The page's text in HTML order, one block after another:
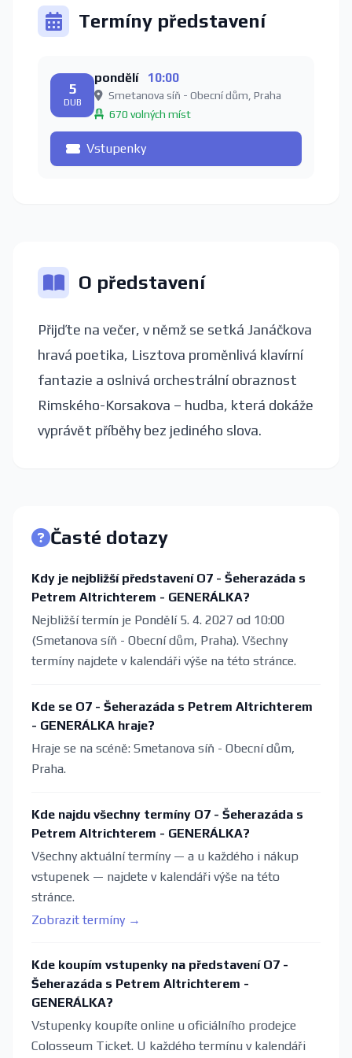
Termíny představení
5
DUB
pondělí 10:00
Smetanova síň - Obecní dům, Praha
670 volných míst
Vstupenky
O představení
Přijďte na večer, v němž se setká Janáčkova
hravá poetika, Lisztova proměnlivá klavírní
fantazie a oslnivá orchestrální obraznost
Rimského-Korsakova – hudba, která dokáže
vyprávět příběhy bez jediného slova.
Časté dotazy
Kdy je nejbližší představení O7 - Šeherazáda s
Petrem Altrichterem - GENERÁLKA?
Nejbližší termín je Pondělí 5. 4. 2027 od 10:00
(Smetanova síň - Obecní dům, Praha). Všechny
termíny najdete v kalendáři výše na této stránce.
Kde se O7 - Šeherazáda s Petrem Altrichterem
- GENERÁLKA hraje?
Hraje se na scéně: Smetanova síň - Obecní dům,
Praha.
Kde najdu všechny termíny O7 - Šeherazáda s
Petrem Altrichterem - GENERÁLKA?
Všechny aktuální termíny — a u každého i nákup
vstupenek — najdete v kalendáři výše na této
stránce.
Zobrazit termíny →
Kde koupím vstupenky na představení O7 -
Šeherazáda s Petrem Altrichterem -
GENERÁLKA?
Vstupenky koupíte online u oficiálního prodejce
Colosseum Ticket. U každého termínu v kalendáři